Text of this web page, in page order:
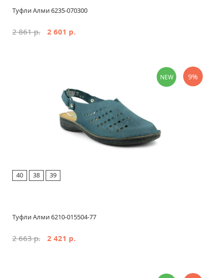
Туфли Алми 6235-070300
2 861 р. 2 601 р.
40 38 39
Туфли Алми 6210-015504-77
2 663 р. 2 421 р.
NEW 9%